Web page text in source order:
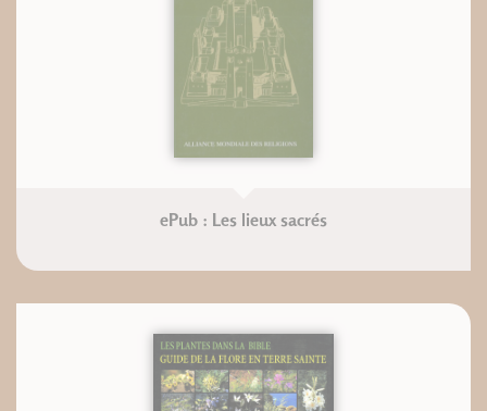
ePub : Les lieux sacrés